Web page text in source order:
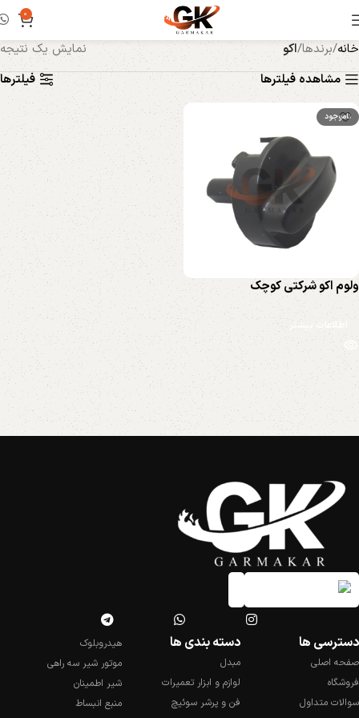
0
خانه برندها اکو
نمایش یک نتیجه
مشاهده فیلترها
فیلترها
ناموجود
ولوم اكو شركتی کوچک
اطلاعات بیشتر
دسترسی ها
صفحه اصلی
فروشگاه
سوالات متداول
دسته بندی ها
مبدل
لوازم و ابزار تعمیرات
فن و پرشر سوئیچ
هیدروبلوک
موتور شیر سه راهی
شیر اطمینان
منبع انبساط